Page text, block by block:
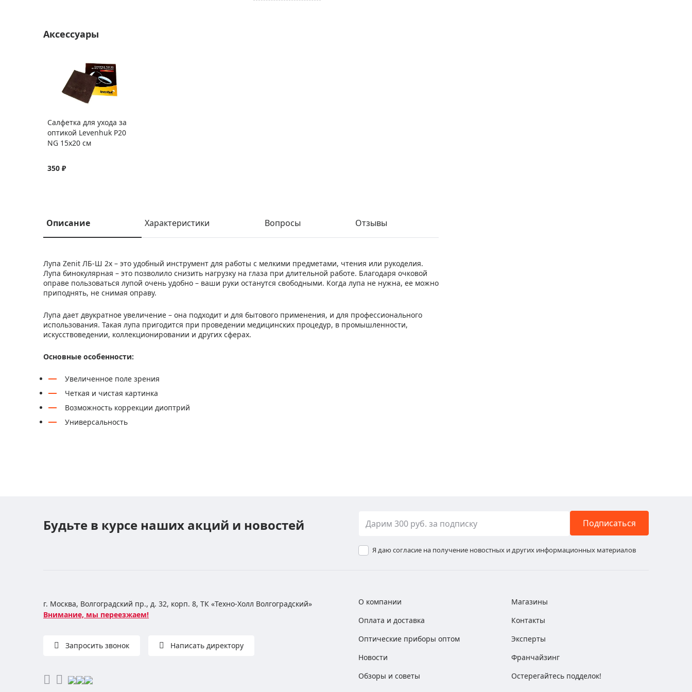
Аксессуары
Салфетка для ухода за
оптикой Levenhuk P20
NG 15x20 см
350 ₽
Описание Характеристики Вопросы Отзывы
Лупа Zenit ЛБ-Ш 2x – это удобный инструмент для работы с мелкими предметами, чтения или рукоделия.
Лупа бинокулярная – это позволило снизить нагрузку на глаза при длительной работе. Благодаря очковой
оправе пользоваться лупой очень удобно – ваши руки останутся свободными. Когда лупа не нужна, ее можно
приподнять, не снимая оправу.
Лупа дает двукратное увеличение – она подходит и для бытового применения, и для профессионального
использования. Такая лупа пригодится при проведении медицинских процедур, в промышленности,
искусствоведении, коллекционировании и других сферах.
Основные особенности:
Увеличенное поле зрения
Четкая и чистая картинка
Возможность коррекции диоптрий
Универсальность
Будьте в курсе наших акций и новостей Подписаться
Я даю согласие на получение новостных и других информационных материалов
г. Москва, Волгоградский пр., д. 32, корп. 8, ТК «Техно-Холл Волгоградский»
Внимание, мы переезжаем!
Запросить звонок Написать директору
О компании
Оплата и доставка
Оптические приборы оптом
Новости
Обзоры и советы
Магазины
Контакты
Эксперты
Франчайзинг
Остерегайтесь подделок!